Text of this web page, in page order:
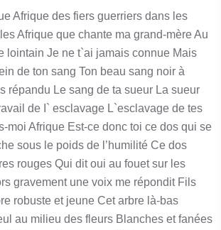
Afrique des fiers guerriers dans les
Afrique que chante ma grand-mère Au
lointain Je ne t`ai jamais connue Mais
de ton sang Ton beau sang noir à
répandu Le sang de ta sueur La sueur
de I` esclavage L`esclavage de tes
moi Afrique Est-ce donc toi ce dos qui se
sous le poids de l’humilité Ce dos
rouges Qui dit oui au fouet sur les
gravement une voix me répondit Fils
robuste et jeune Cet arbre là-bas
au milieu des fleurs Blanches et fanées